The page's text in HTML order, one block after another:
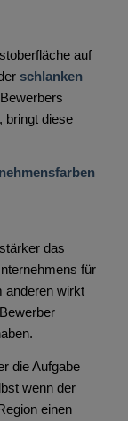
auf
schlanken
bringt diese
das
für
anderen wirkt
die Aufgabe
wenn der
einen